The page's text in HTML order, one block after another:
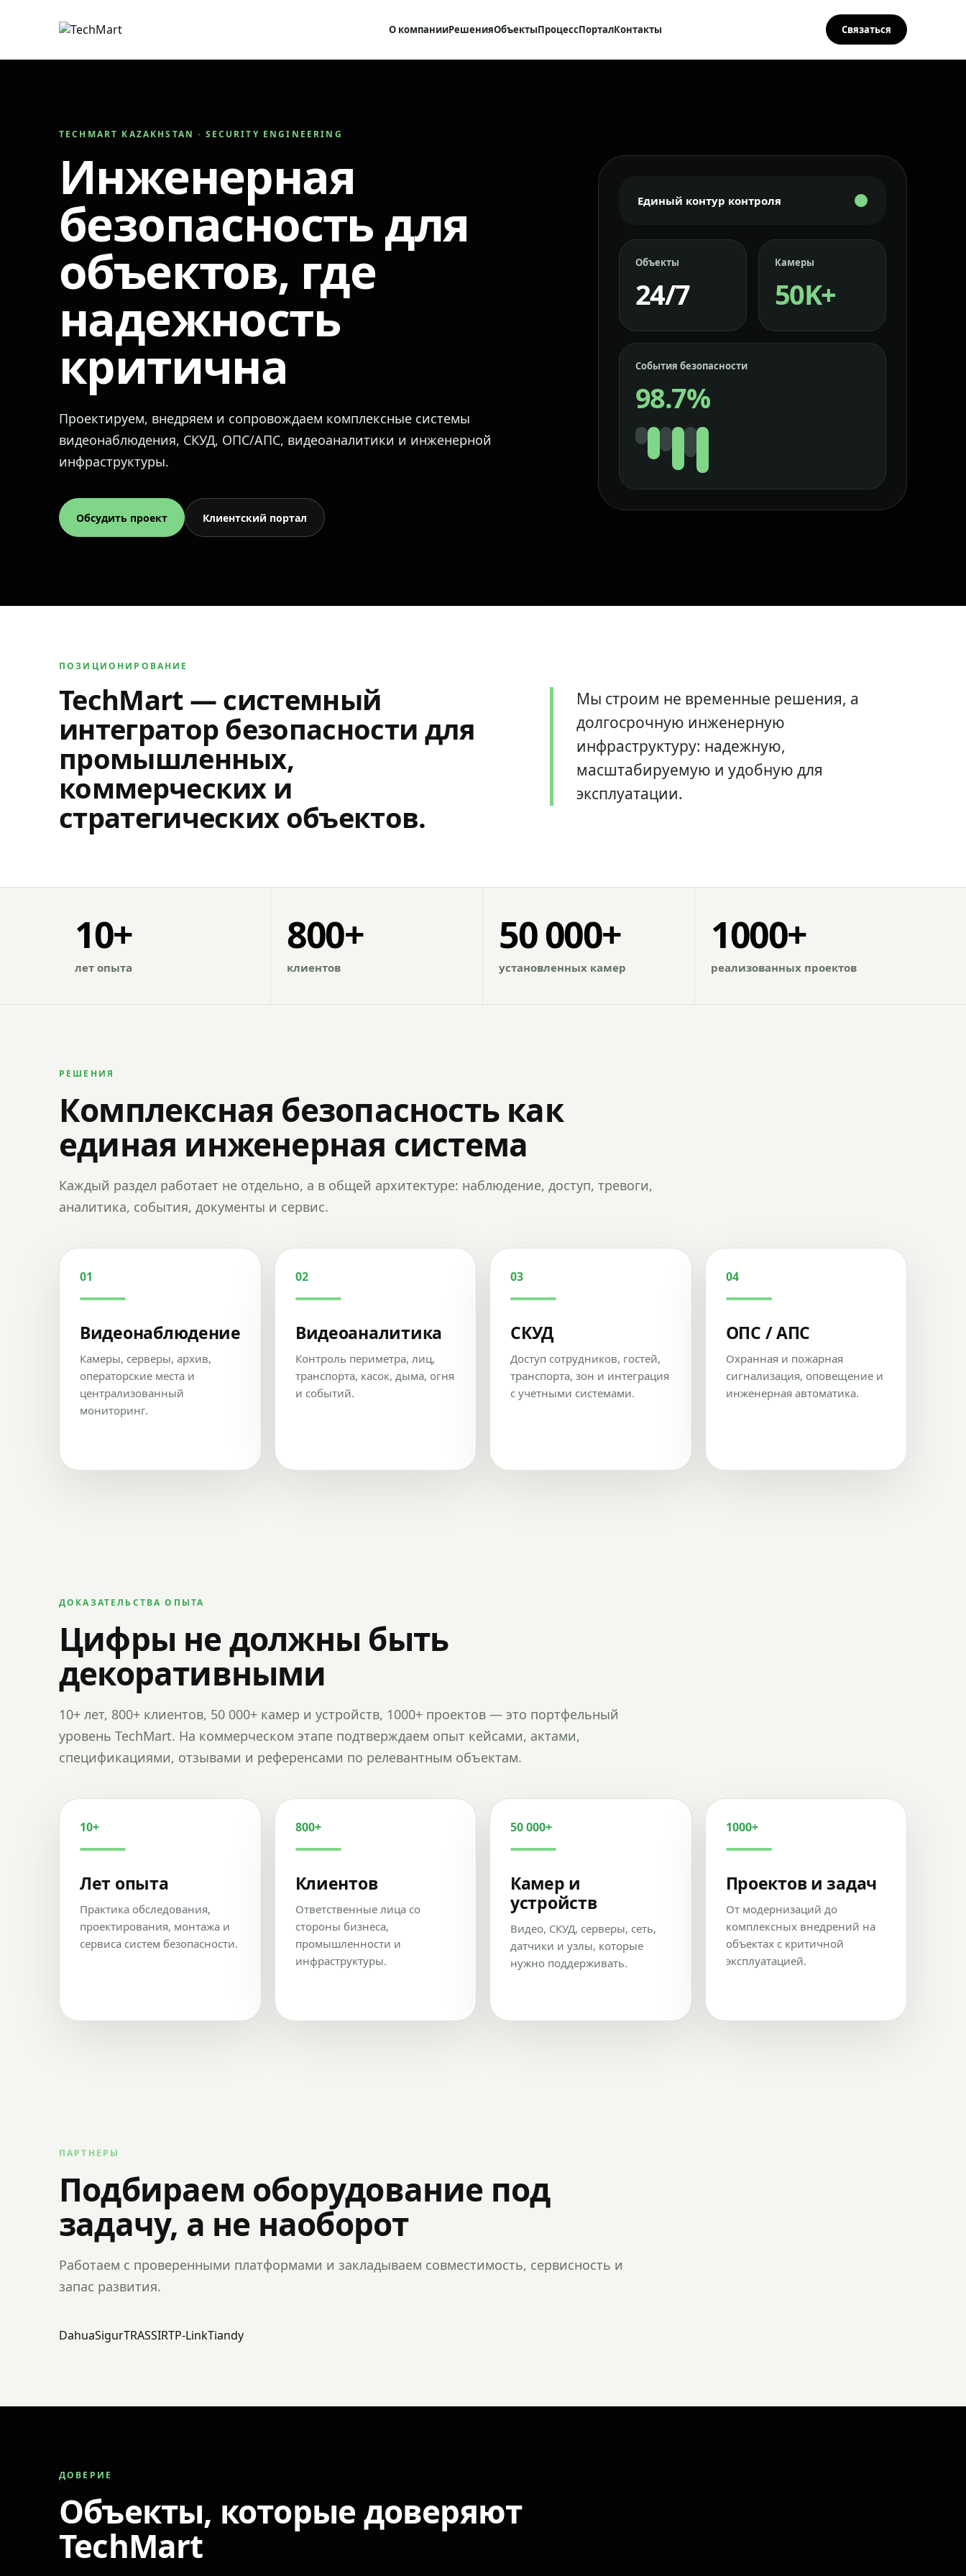
О компанииРешенияОбъектыПроцессПорталКонтакты Связаться
TECHMART KAZAKHSTAN · SECURITY ENGINEERING
Инженерная
безопасность для
объектов, где
надежность
критична
Проектируем, внедряем и сопровождаем комплексные системы
видеонаблюдения, СКУД, ОПС/АПС, видеоаналитики и инженерной
инфраструктуры.
Обсудить проект Клиентский портал
Единый контур контроля
Объекты
24/7
Камеры
50K+
События безопасности
98.7%
ПОЗИЦИОНИРОВАНИЕ
TechMart — системный
интегратор безопасности для
промышленных,
коммерческих и
стратегических объектов.
Мы строим не временные решения, а
долгосрочную инженерную
инфраструктуру: надежную,
масштабируемую и удобную для
эксплуатации.
10+
лет опыта
800+
клиентов
50 000+
установленных камер
1000+
реализованных проектов
РЕШЕНИЯ
Комплексная безопасность как
единая инженерная система
Каждый раздел работает не отдельно, а в общей архитектуре: наблюдение, доступ, тревоги,
аналитика, события, документы и сервис.
01
Видеонаблюдение
Камеры, серверы, архив,
операторские места и
централизованный
мониторинг.
02
Видеоаналитика
Контроль периметра, лиц,
транспорта, касок, дыма, огня
и событий.
03
СКУД
Доступ сотрудников, гостей,
транспорта, зон и интеграция
с учетными системами.
04
ОПС / АПС
Охранная и пожарная
сигнализация, оповещение и
инженерная автоматика.
ДОКАЗАТЕЛЬСТВА ОПЫТА
Цифры не должны быть
декоративными
10+ лет, 800+ клиентов, 50 000+ камер и устройств, 1000+ проектов — это портфельный
уровень TechMart. На коммерческом этапе подтверждаем опыт кейсами, актами,
спецификациями, отзывами и референсами по релевантным объектам.
10+
Лет опыта
Практика обследования,
проектирования, монтажа и
сервиса систем безопасности.
800+
Клиентов
Ответственные лица со
стороны бизнеса,
промышленности и
инфраструктуры.
50 000+
Камер и
устройств
Видео, СКУД, серверы, сеть,
датчики и узлы, которые
нужно поддерживать.
1000+
Проектов и задач
От модернизаций до
комплексных внедрений на
объектах с критичной
эксплуатацией.
ПАРТНЕРЫ
Подбираем оборудование под
задачу, а не наоборот
Работаем с проверенными платформами и закладываем совместимость, сервисность и
запас развития.
DahuaSigurTRASSIRTP-LinkTiandy
ДОВЕРИЕ
Объекты, которые доверяют
TechMart